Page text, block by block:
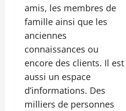
amis, les membres de
famille ainsi que les
anciennes
connaissances ou
encore des clients. Il est
aussi un espace
d’informations. Des
milliers de personnes